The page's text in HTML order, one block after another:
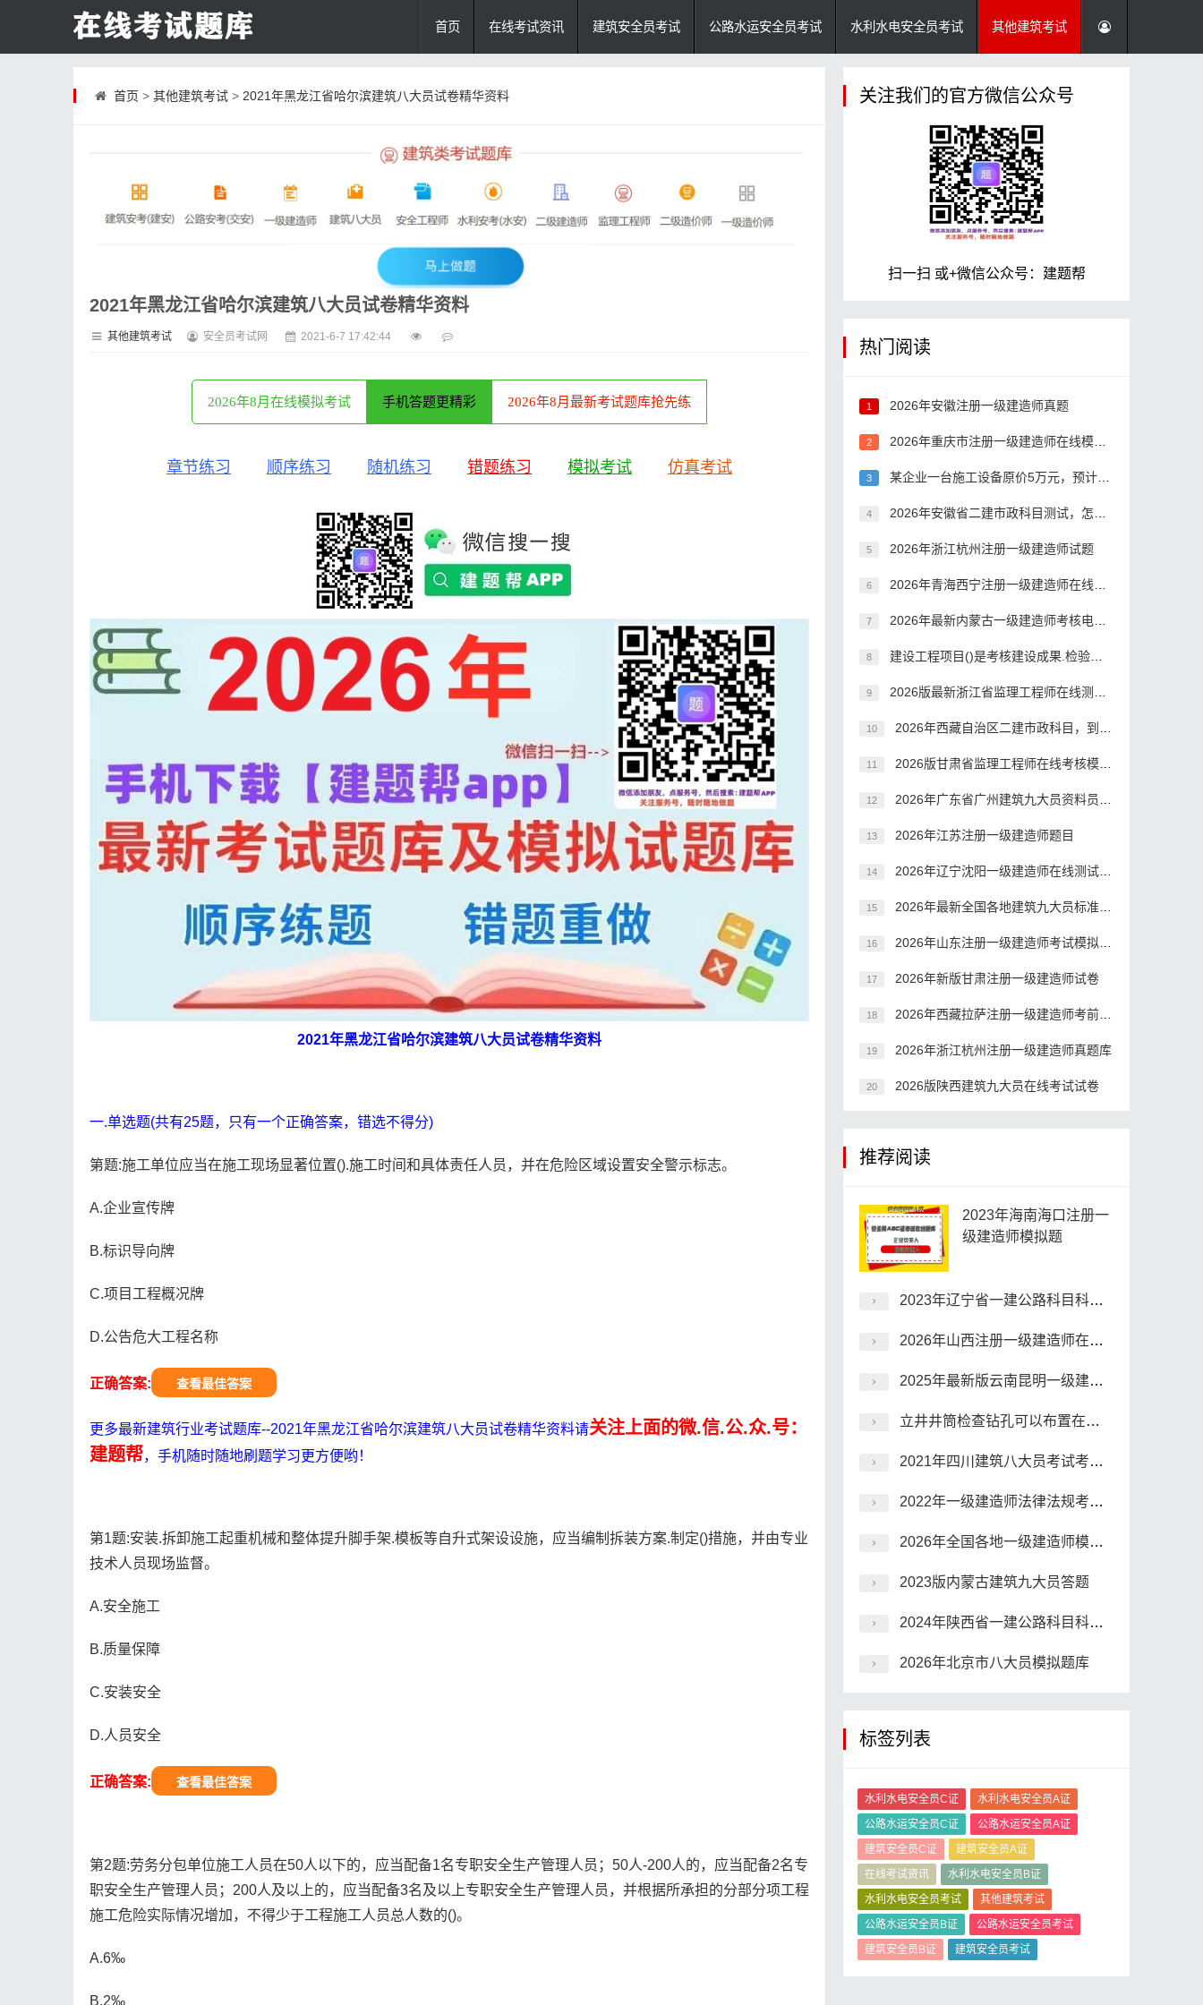
首页 在线考试资讯 建筑安全员考试 公路水运安全员考试 水利水电安全员考试 其他建筑考试
首页 > 其他建筑考试> 2021年黑龙江省哈尔滨建筑八大员试卷精华资料
2021年黑龙江省哈尔滨建筑八大员试卷精华资料
其他建筑考试 安全员考试网 2021-6-7 17:42:44
2026年8月在线模拟考试 手机答题更精彩 2026年8月最新考试题库抢先练
章节练习 顺序练习 随机练习 错题练习 模拟考试 仿真考试
2021年黑龙江省哈尔滨建筑八大员试卷精华资料
一.单选题(共有25题，只有一个正确答案，错选不得分)
第题:施工单位应当在施工现场显著位置().施工时间和具体责任人员，并在危险区域设置安全警示标志。
A.企业宣传牌
B.标识导向牌
C.项目工程概况牌
D.公告危大工程名称
正确答案: 查看最佳答案
更多最新建筑行业考试题库--2021年黑龙江省哈尔滨建筑八大员试卷精华资料请关注上面的微.信.公.众.号：
建题帮，手机随时随地刷题学习更方便哟！
第1题:安装.拆卸施工起重机械和整体提升脚手架.模板等自升式架设设施，应当编制拆装方案.制定()措施，并由专业
技术人员现场监督。
A.安全施工
B.质量保障
C.安装安全
D.人员安全
正确答案: 查看最佳答案
第2题:劳务分包单位施工人员在50人以下的，应当配备1名专职安全生产管理人员；50人-200人的，应当配备2名专
职安全生产管理人员；200人及以上的，应当配备3名及以上专职安全生产管理人员，并根据所承担的分部分项工程
施工危险实际情况增加，不得少于工程施工人员总人数的()。
A.6‰
B.2‰
关注我们的官方微信公众号
扫一扫 或+微信公众号：建题帮
热门阅读
1 2026年安徽注册一级建造师真题
2 2026年重庆市注册一级建造师在线模拟考试电子题库
3 某企业一台施工设备原价5万元，预计净残值10％，可工作1000个小时。投入使用后，前三年各年的实际工作台班数为:第一年200个小时，第二年150个小时，第三年150个小时。若按工作量法计提折旧，则该施工设备前三年的折旧额合计为()。
4 2026年安徽省二建市政科目测试，怎么考？
5 2026年浙江杭州注册一级建造师试题
6 2026年青海西宁注册一级建造师在线测试模拟练习题
7 2026年最新内蒙古一级建造师考核电子题库
8 建设工程项目()是考核建设成果.检验设计和施工质量的关键步骤，是由投资成果转入生产或使用的标志。
9 2026版最新浙江省监理工程师在线测试电子题库
10 2026年西藏自治区二建市政科目，到底有多难考过？
11 2026版甘肃省监理工程师在线考核模拟练习题
12 2026年广东省广州建筑九大员资料员，到底难不难考？
13 2026年江苏注册一级建造师题目
14 2026年辽宁沈阳一级建造师在线测试模拟题
15 2026年最新全国各地建筑九大员标准员考试题型
16 2026年山东注册一级建造师考试模拟习题
17 2026年新版甘肃注册一级建造师试卷
18 2026年西藏拉萨注册一级建造师考前押题
19 2026年浙江杭州注册一级建造师真题库
20 2026版陕西建筑九大员在线考试试卷
推荐阅读
2023年海南海口注册一
级建造师模拟题
2023年辽宁省一建公路科目科目测试试卷
2026年山西注册一级建造师在线考试模拟试题
2025年最新版云南昆明一级建造师试题
立井井筒检查钻孔可以布置在井筒范围内的情况是()。
2021年四川建筑八大员考试考前押题
2022年一级建造师法律法规考前押题
2026年全国各地一级建造师模拟习题
2023版内蒙古建筑九大员答题
2024年陕西省一建公路科目科目模拟练习题
2026年北京市八大员模拟题库
标签列表
水利水电安全员C证
水利水电安全员A证
公路水运安全员C证
公路水运安全员A证
建筑安全员C证
建筑安全员A证
在线考试资讯
水利水电安全员B证
水利水电安全员考试
其他建筑考试
公路水运安全员B证
公路水运安全员考试
建筑安全员B证
建筑安全员考试